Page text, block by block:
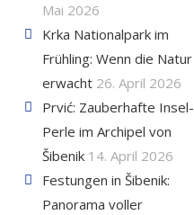
Mai 2026
Krka Nationalpark im
Frühling: Wenn die Natur
erwacht 26. April 2026
Prvić: Zauberhafte Insel-
Perle im Archipel von
Šibenik 14. April 2026
Festungen in Šibenik:
Panorama voller